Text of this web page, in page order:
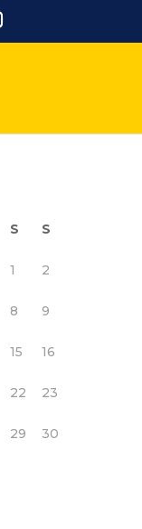
S S
1 2
8 9
15 16
22 23
29 30